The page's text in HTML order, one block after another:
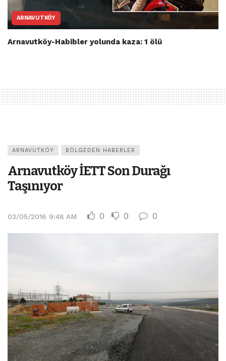
ARNAVUTKÖY
Arnavutköy-Habibler yolunda kaza: 1 ölü
ARNAVUTKÖY BÖLGEDEN HABERLER
Arnavutköy İETT Son Durağı
Taşınıyor
03/05/2016 9:48 AM 0 0 0